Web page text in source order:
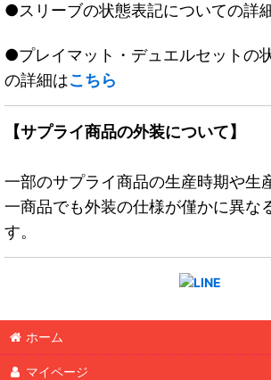
●スリーブの状態表記についての詳
●プレイマット・デュエルセットの
の詳細はこちら
【サプライ商品の外装について】
一部のサプライ商品の生産時期や生
一商品でも外装の仕様が僅かに異な
す。
ホーム
マイページ